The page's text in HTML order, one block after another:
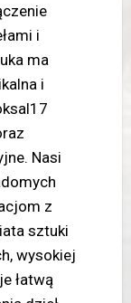
i
ma
i
Nasi
z
sztuki
wysokiej
łatwą